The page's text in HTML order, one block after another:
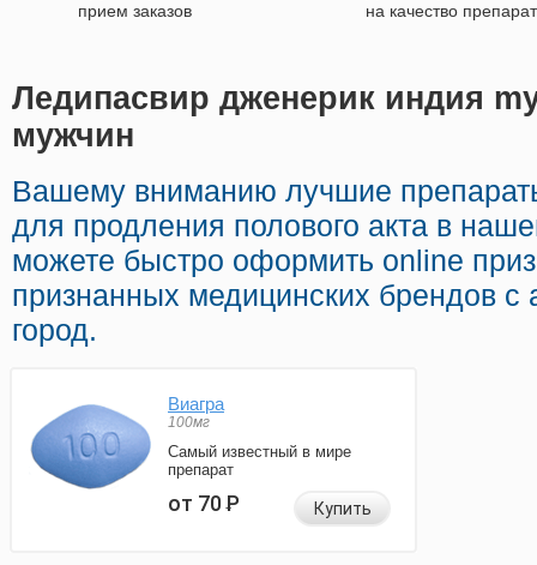
прием заказов на качество
Ледипасвир дженерик индия
мужчин
Вашему вниманию лучшие
для продления полового акта в
можете быстро оформить online
признанных медицинских брендов с
город.
Виагра
100мг
Самый известный в мире
препарат
от 70Р Купить